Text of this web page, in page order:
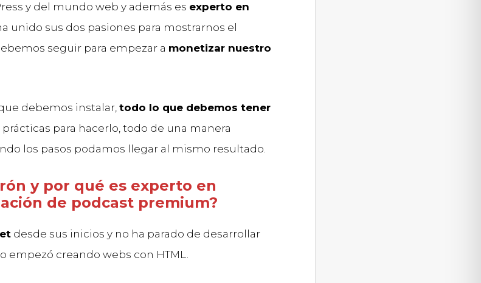
y del mundo web y además es experto en
unido sus dos pasiones para mostrarnos el
seguir para empezar a monetizar nuestro
debemos instalar, todo lo que debemos tener
para hacerlo, todo de una manera
los pasos podamos llegar al mismo resultado.
y por qué es experto en
de podcast premium?
desde sus inicios y no ha parado de desarrollar
empezó creando webs con HTML.